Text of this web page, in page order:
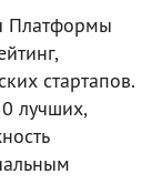
Платформы
стартапов.
лучших,